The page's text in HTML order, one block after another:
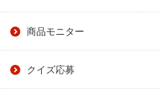
商品モニター
クイズ応募